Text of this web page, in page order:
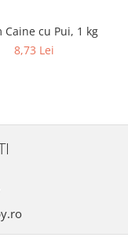
Caine cu Pui, 1 kg
8,73 Lei